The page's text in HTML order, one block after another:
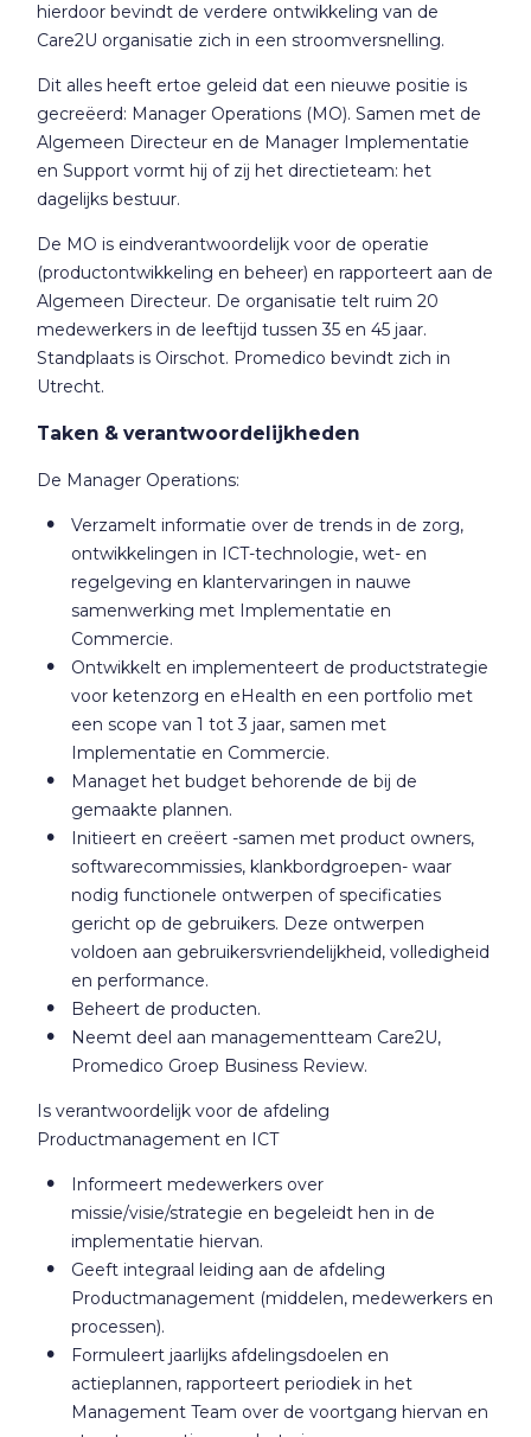
hierdoor bevindt de verdere ontwikkeling van de
Care2U organisatie zich in een stroomversnelling.
Dit alles heeft ertoe geleid dat een nieuwe positie is
gecreëerd: Manager Operations (MO). Samen met de
Algemeen Directeur en de Manager Implementatie
en Support vormt hij of zij het directieteam: het
dagelijks bestuur.
De MO is eindverantwoordelijk voor de operatie
(productontwikkeling en beheer) en rapporteert aan de
Algemeen Directeur. De organisatie telt ruim 20
medewerkers in de leeftijd tussen 35 en 45 jaar.
Standplaats is Oirschot. Promedico bevindt zich in
Utrecht.
Taken & verantwoordelijkheden
De Manager Operations:
Verzamelt informatie over de trends in de zorg,
ontwikkelingen in ICT-technologie, wet- en
regelgeving en klantervaringen in nauwe
samenwerking met Implementatie en
Commercie.
Ontwikkelt en implementeert de productstrategie
voor ketenzorg en eHealth en een portfolio met
een scope van 1 tot 3 jaar, samen met
Implementatie en Commercie.
Managet het budget behorende de bij de
gemaakte plannen.
Initieert en creëert -samen met product owners,
softwarecommissies, klankbordgroepen- waar
nodig functionele ontwerpen of specificaties
gericht op de gebruikers. Deze ontwerpen
voldoen aan gebruikersvriendelijkheid, volledigheid
en performance.
Beheert de producten.
Neemt deel aan managementteam Care2U,
Promedico Groep Business Review.
Is verantwoordelijk voor de afdeling
Productmanagement en ICT
Informeert medewerkers over
missie/visie/strategie en begeleidt hen in de
implementatie hiervan.
Geeft integraal leiding aan de afdeling
Productmanagement (middelen, medewerkers en
processen).
Formuleert jaarlijks afdelingsdoelen en
actieplannen, rapporteert periodiek in het
Management Team over de voortgang hiervan en